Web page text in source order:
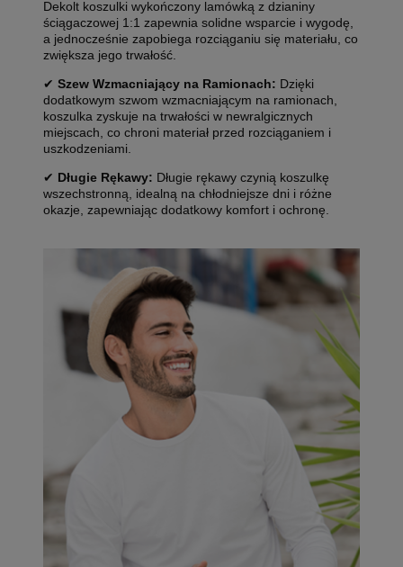
Dekolt koszulki wykończony lamówką z dzianiny
ściągaczowej 1:1 zapewnia solidne wsparcie i wygodę,
a jednocześnie zapobiega rozciąganiu się materiału, co
zwiększa jego trwałość.
✔ Szew Wzmacniający na Ramionach: Dzięki
dodatkowym szwom wzmacniającym na ramionach,
koszulka zyskuje na trwałości w newralgicznych
miejscach, co chroni materiał przed rozciąganiem i
uszkodzeniami.
✔ Długie Rękawy: Długie rękawy czynią koszulkę
wszechstronną, idealną na chłodniejsze dni i różne
okazje, zapewniając dodatkowy komfort i ochronę.